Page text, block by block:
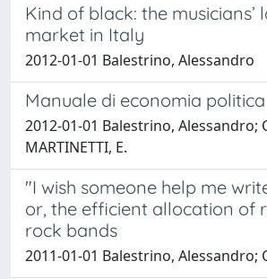
Kind of black: the musicians’
market in Italy
2012-01-01 Balestrino, Alessandro
Manuale di economia politica
2012-01-01 Balestrino, Alessandro;
MARTINETTI, E.
"I wish someone help me
or, the efficient allocation of
rock bands
2011-01-01 Balestrino, Alessandro;